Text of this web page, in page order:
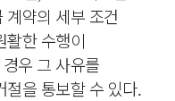
계약의 세부 조건
활한 수행이
우 그 사유를
절을 통보할 수 있다.